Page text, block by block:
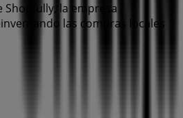
la empresa
las compras locales